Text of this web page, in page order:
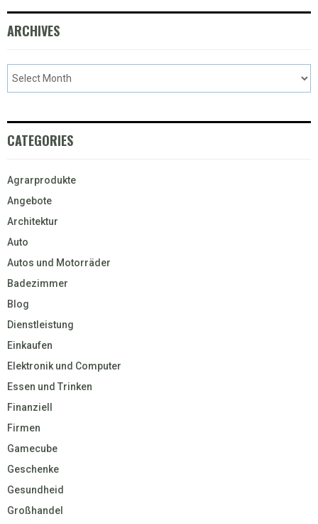
ARCHIVES
CATEGORIES
Agrarprodukte
Angebote
Architektur
Auto
Autos und Motorräder
Badezimmer
Blog
Dienstleistung
Einkaufen
Elektronik und Computer
Essen und Trinken
Finanziell
Firmen
Gamecube
Geschenke
Gesundheid
Großhandel